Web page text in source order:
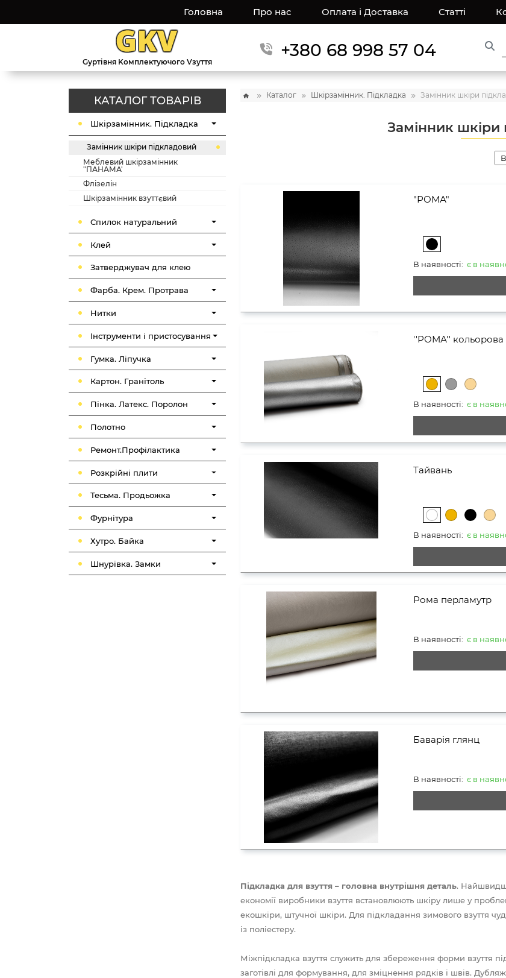
Головна Про нас Оплата і Доставка Статті
Gуртівня Kомплектуючого Vзуття
+380 68 998 57 04
КАТАЛОГ ТОВАРІВ
Шкірзамінник. Підкладка
Замінник шкіри підкладовий
Меблевий шкірзамінник
"ПАНАМА'
Флізелін
Шкірзамінник взуттєвий
Cпилок натуральний
Клей
Затверджувач для клею
Фарба. Крем. Протрава
Нитки
Інструменти і пристосування
Гумка. Ліпучка
Картон. Гранітоль
Пінка. Латекс. Поролон
Полотно
Ремонт.Профілактика
Розкрійні плити
Тесьма. Продьожка
Фурнітура
Хутро. Байка
Шнурівка. Замки
Каталог Шкірзамінник. Підкладка Замінник шкіри
Замінник шкіри
"РОМА"
В наявності: є в
''РОМА'' кольорова
В наявності: є в
Тайвань
В наявності: є в
Рома перламутр
В наявності: є в
Баварія глянц
В наявності: є в
Підкладка для взуття – головна внутрішня деталь.
економії виробники взуття встановлюють шкіру лише у
екошкіри, штучної шкіри. Для підкладання зимового взуття
із поліестеру.
Міжпідкладка взуття служить для збереження форми взуття
заготівлі для формування, для зміцнення рядків і швів.